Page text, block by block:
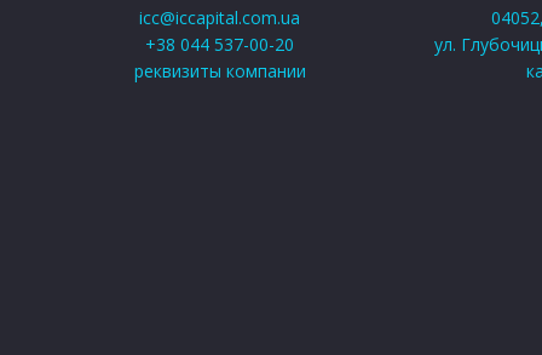
icc@iccapital.com.ua
+38 044 537-00-20
реквизиты компании
ул.